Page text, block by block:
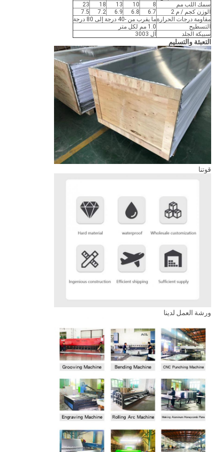
سمك اللب مم
8
10
13
18
23
الوزن كجم / م 2
6.7
6.8
6.9
7.2
7.5
مقاومة درجات الحرارةما يقرب من -40 درجة إلى 80 درجة
التسطيح
1.0 مم لكل متر
سبيكة الجلد
آل 3003
التعبئة والتسليم
قوتنا
ورشة العمل لدينا